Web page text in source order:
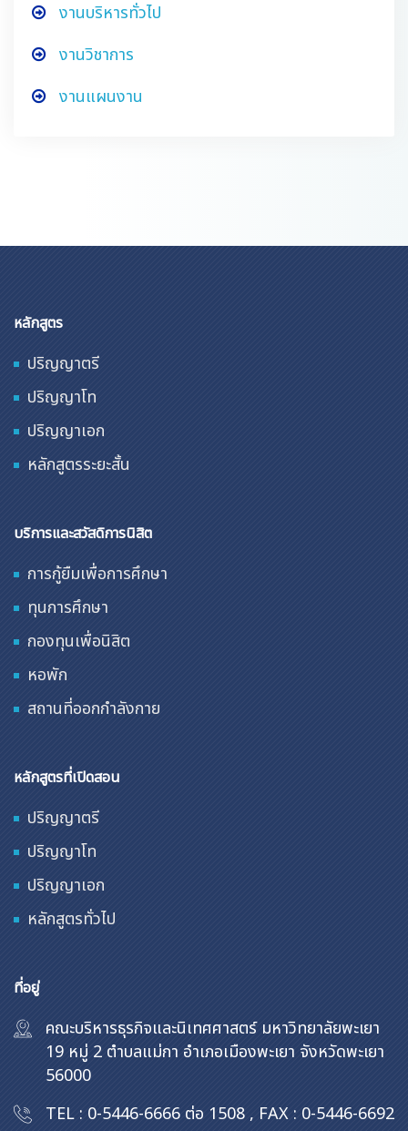
งานบริหารทั่วไป
งานวิชาการ
งานแผนงาน
หลักสูตร
ปริญญาตรี
ปริญญาโท
ปริญญาเอก
หลักสูตรระยะสั้น
บริการและสวัสดิการนิสิต
การกู้ยืมเพื่อการศึกษา
ทุนการศึกษา
กองทุนเพื่อนิสิต
หอพัก
สถานที่ออกกำลังกาย
หลักสูตรที่เปิดสอน
ปริญญาตรี
ปริญญาโท
ปริญญาเอก
หลักสูตรทั่วไป
ที่อยู่
คณะบริหารธุรกิจและนิเทศศาสตร์ มหาวิทยาลัยพะเยา
19 หมู่ 2 ตำบลแม่กา อำเภอเมืองพะเยา จังหวัดพะเยา
56000
TEL : 0-5446-6666 ต่อ 1508, FAX : 0-5446-6692